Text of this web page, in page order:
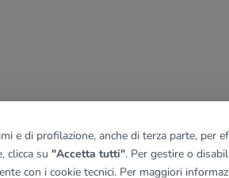
e di profilazione, anche di terza parte, per
clicca su "Accetta tutti". Per gestire o
con i cookie tecnici. Per maggiori